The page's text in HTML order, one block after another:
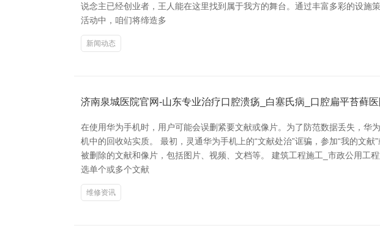
说念主已经创业者，王人能在这里找到属于我方的舞台。通过丰富多彩的设
活动中，咱们将缔造多
新闻动态
济南泉城医院官网-山东专业治疗口腔溃疡_白塞氏病_口腔扁平苔藓医
在使用华为手机时，用户可能会误删紧要文献或像片。为了防范数据丢失，华
机中的回收站实质。 最初，灵通华为手机上的“文献处治”诓骗，参加“我的文
被删除的文献和像片，包括图片、视频、文档等。 建筑工程施工_市政公用工
选单个或多个文献
维修资讯